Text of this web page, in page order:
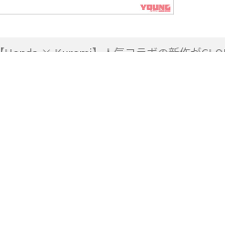
【Honda × Kuromi】人気コラボの新作が